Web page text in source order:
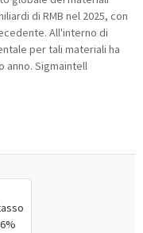
di RMB nel 2025, con
All'interno di
per tali materiali ha
anno. Sigmaintell